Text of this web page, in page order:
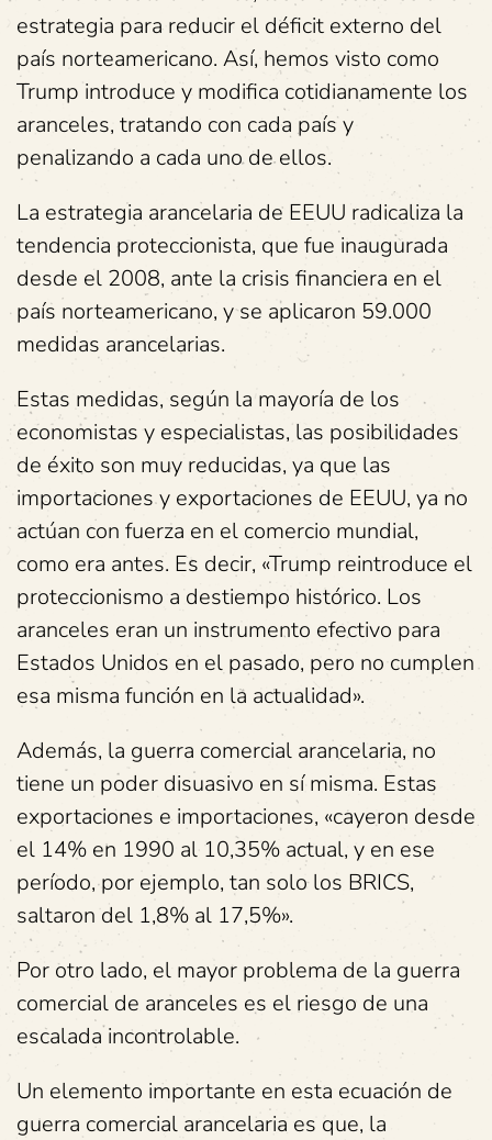
estrategia para reducir el déficit externo del
país norteamericano. Así, hemos visto como
Trump introduce y modifica cotidianamente los
aranceles, tratando con cada país y
penalizando a cada uno de ellos.
La estrategia arancelaria de EEUU radicaliza la
tendencia proteccionista, que fue inaugurada
desde el 2008, ante la crisis financiera en el
país norteamericano, y se aplicaron 59.000
medidas arancelarias.
Estas medidas, según la mayoría de los
economistas y especialistas, las posibilidades
de éxito son muy reducidas, ya que las
importaciones y exportaciones de EEUU, ya no
actúan con fuerza en el comercio mundial,
como era antes. Es decir, «Trump reintroduce el
proteccionismo a destiempo histórico. Los
aranceles eran un instrumento efectivo para
Estados Unidos en el pasado, pero no cumplen
esa misma función en la actualidad».
Además, la guerra comercial arancelaria, no
tiene un poder disuasivo en sí misma. Estas
exportaciones e importaciones, «cayeron desde
el 14% en 1990 al 10,35% actual, y en ese
período, por ejemplo, tan solo los BRICS,
saltaron del 1,8% al 17,5%».
Por otro lado, el mayor problema de la guerra
comercial de aranceles es el riesgo de una
escalada incontrolable.
Un elemento importante en esta ecuación de
guerra comercial arancelaria es que, la